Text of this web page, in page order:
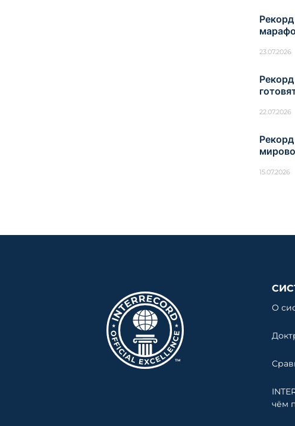
23.07.2026
22.07.2026
15.07.2026
О
чём